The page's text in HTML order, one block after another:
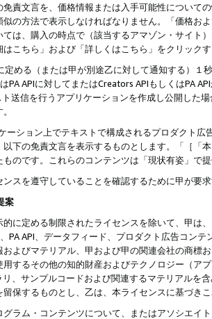
免責文言を、価格情報または入手可能性について
似の方法で表示しなければなりません。「価格
は、購入の時点で（該当するアマゾン・サイト
こちら」および「詳しくはこちら」をクリック
定める（または甲が別途乙に対して通知する）
PA APIに対してまたはCreators APIもしくはPA
ト送信を行うアプリケーションを作成し公開した
ーション上でテキストで構成されるプロダクト
以下の免責文言を表示するものとします。「［「
ものです。これらのコンテンツは「現状有姿」で
スを遵守していることを確認するために甲が要
案
に定める制限されたライセンスを除いて、甲は
PA API、データフィード、プロダクト広告コン
およびマテリアル、甲および甲の関連会社の商
するその他の知的財産およびテクノロジー（ア
リ、サンプルコードおよび関連するマテリアル
保するものとし、乙は、本ライセンスに基づき
ラム・コンテンツについて、またはアソシエイ